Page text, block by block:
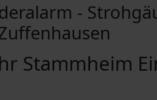
Stammheim
-